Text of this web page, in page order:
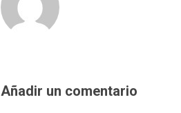
Añadir un comentario